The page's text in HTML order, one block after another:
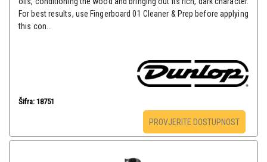
For best results, use Fingerboard 01 Cleaner & Prep before applying
this con...
Šifra: 18751
PROVJERITE DOSTUPNOST